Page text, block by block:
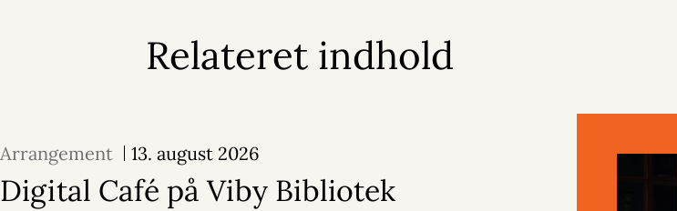
Relateret indhold
Arrangement 13. august 2026
Digital Café på Viby Bibliotek